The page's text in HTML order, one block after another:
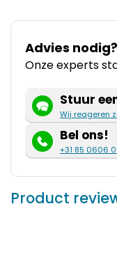
Advies nodig?
Onze experts
Stuur
Wij reageren
Bel ons!
+31 85 0606
Product